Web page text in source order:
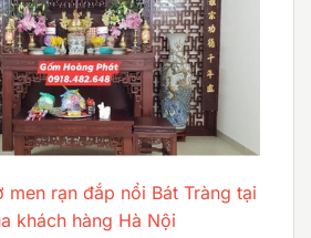
men rạn đắp nổi Bát Tràng tại
khách hàng Hà Nội